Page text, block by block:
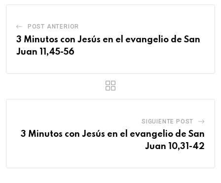
POST ANTERIOR
3 Minutos con Jesús en el evangelio de San
Juan 11,45-56
SIGUIENTE POST
3 Minutos con Jesús en el evangelio de San
Juan 10,31-42